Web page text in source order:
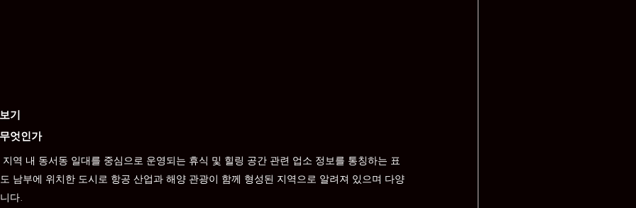
기
엇인가
역 내 동서동 일대를 중심으로 운영되는 휴식 및 힐링 공간 관련 업소 정보를 통칭하는 표
남부에 위치한 도시로 항공 산업과 해양 관광이 함께 형성된 지역으로 알려져 있으며 다양
다.